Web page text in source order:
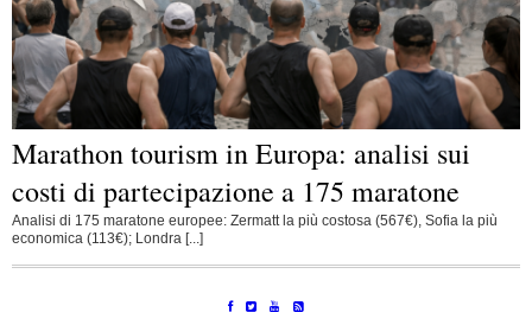
Marathon tourism in Europa: analisi sui
costi di partecipazione a 175 maratone
Analisi di 175 maratone europee: Zermatt la più costosa (567€), Sofia la più
economica (113€); Londra [...]